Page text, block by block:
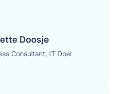
Doosje
Consultant, IT Doel